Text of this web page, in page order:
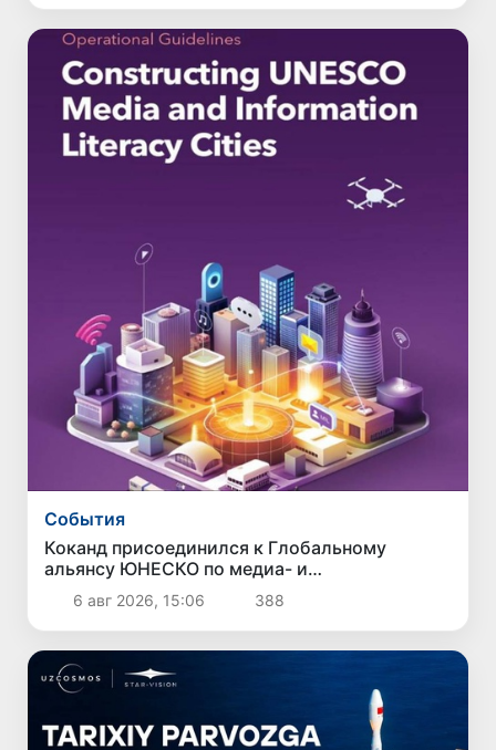
Cобытия
Коканд присоединился к Глобальному
альянсу ЮНЕСКО по медиа- и
информационной грамотности
6 авг 2026, 15:06 388